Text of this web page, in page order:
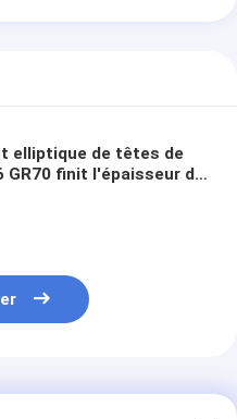
elliptique de têtes de
GR70 finit l'épaisseur du